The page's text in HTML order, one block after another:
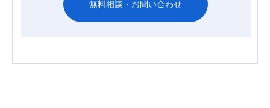
無料相談・お問い合わせ